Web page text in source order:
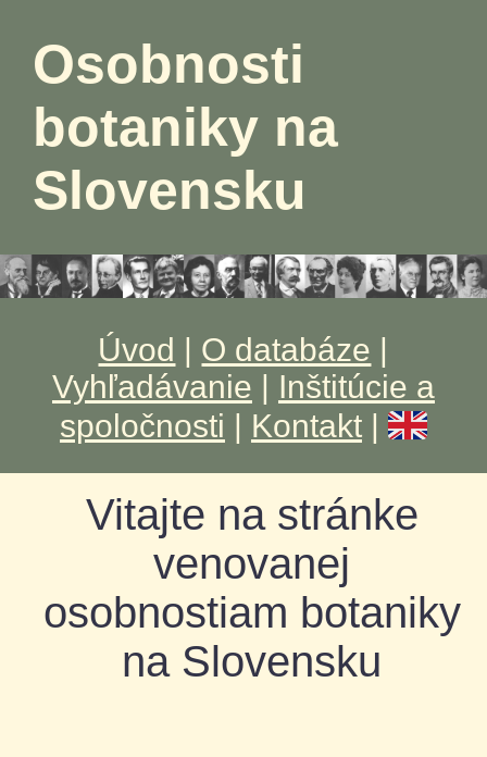
Osobnosti
botaniky na
Slovensku
Úvod | O databáze |
Vyhľadávanie | Inštitúcie a
spoločnosti | Kontakt|
Vitajte na stránke
venovanej
osobnostiam botaniky
na Slovensku